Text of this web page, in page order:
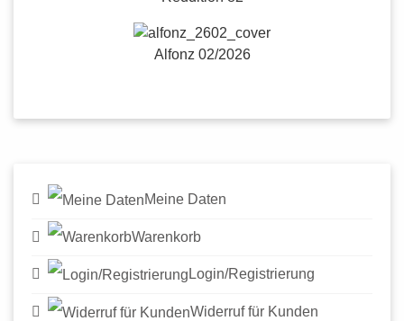
Alfonz 02/2026
Meine Daten
Warenkorb
Login/Registrierung
Widerruf für Kunden